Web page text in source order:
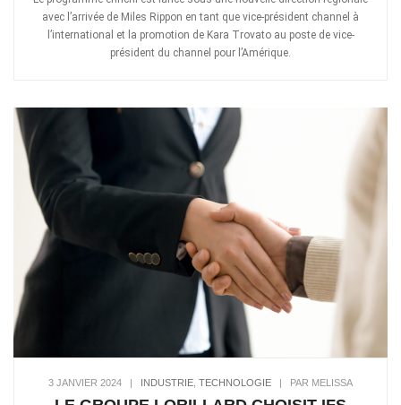
avec l’arrivée de Miles Rippon en tant que vice-président channel à
l’international et la promotion de Kara Trovato au poste de vice-
président du channel pour l’Amérique.
3 JANVIER 2024 | INDUSTRIE TECHNOLOGIE | PAR MELISSA